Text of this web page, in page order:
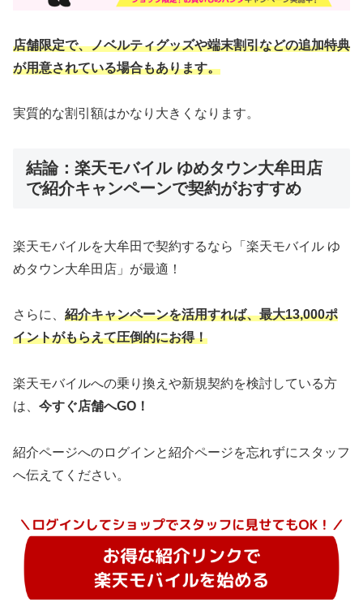
店舗限定で、ノベルティグッズや端末割引などの追加特典
が用意されている場合もあります。
実質的な割引額はかなり大きくなります。
結論：楽天モバイル ゆめタウン大牟田店
で紹介キャンペーンで契約がおすすめ
楽天モバイルを大牟田で契約するなら「楽天モバイル ゆ
めタウン大牟田店」が最適！
さらに、 紹介キャンペーンを活用すれば、最大13,000ポ
イントがもらえて圧倒的にお得！
楽天モバイルへの乗り換えや新規契約を検討している方
は、 今すぐ店舗へGO！
紹介ページへのログインと紹介ページを忘れずにスタッフ
へ伝えてください。